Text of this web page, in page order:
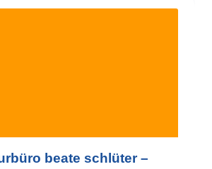
beate schlüter –